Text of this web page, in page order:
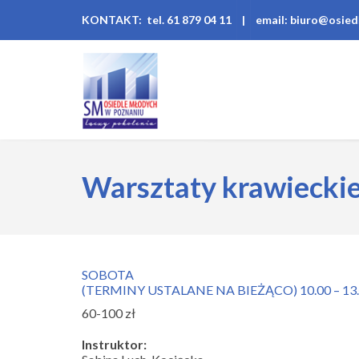
KONTAKT: tel. 61 879 04 11 | email:
Warsztaty
SOBOTA
(TERMINY USTALANE NA BIEŻĄCO) 10.00 –
60-100 zł
Instruktor: